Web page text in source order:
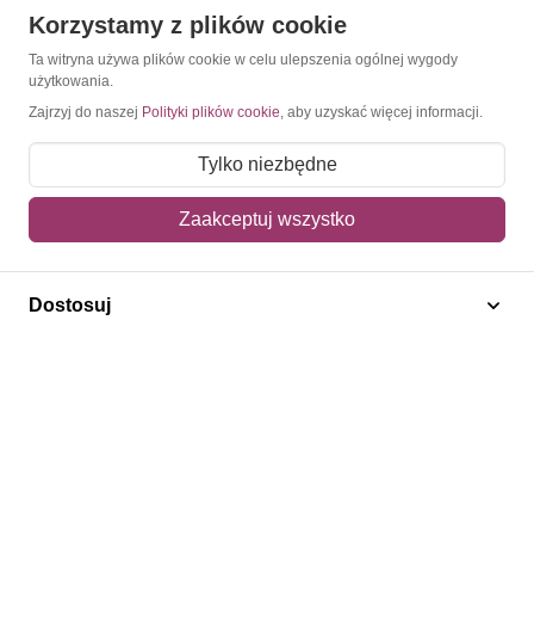
Konto
Moje konto
Moje zamówienia
Mój koszyk
Adres dostawy
Polecamy
Korzystamy z plików cookie
Ta witryna używa plików cookie w celu ulepszenia ogólnej wygody
użytkowania.
Zajrzyj do naszej Polityki plików cookie, aby uzyskać więcej informacji.
Tylko niezbędne
Zaakceptuj wszystko
Dostosuj